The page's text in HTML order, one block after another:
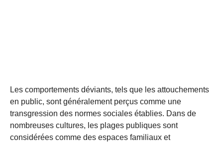
Les comportements déviants, tels que les attouchements
en public, sont généralement perçus comme une
transgression des normes sociales établies. Dans de
nombreuses cultures, les plages publiques sont
considérées comme des espaces familiaux et